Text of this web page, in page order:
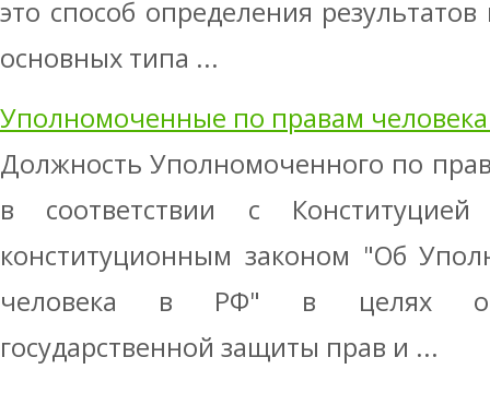
это способ определения
основных типа ...
Уполномоченные по правам
Должность Уполномоченного по
в соответствии с
конституционным законом "Об
человека в РФ" в целях
государственной защиты прав и ...